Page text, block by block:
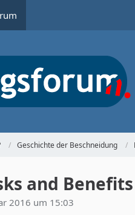
Geschichte der Beschneidung
and
2016 um 15:03